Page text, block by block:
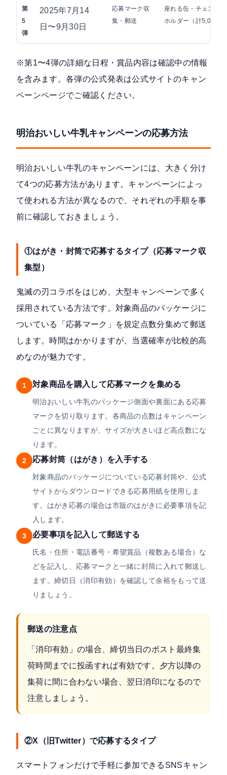
第
5
弾
2025年7月14
日〜9月30日
応募マーク収
集・郵送
座れる缶・チェンジ
ホルダー（計5,000名
※第1〜4弾の詳細な日程・賞品内容は確認中の情報
を含みます。各弾の公式発表は公式サイトのキャン
ペーンページでご確認ください。
明治おいしい牛乳キャンペーンの応募方法
明治おいしい牛乳のキャンペーンには、大きく分け
て4つの応募方法があります。キャンペーンによっ
て使われる方法が異なるので、それぞれの手順を事
前に確認しておきましょう。
①はがき・封筒で応募するタイプ（応募マーク収
集型）
鬼滅の刃コラボをはじめ、大型キャンペーンで多く
採用されている方法です。対象商品のパッケージに
ついている「応募マーク」を規定点数分集めて郵送
します。時間はかかりますが、当選確率が比較的高
めなのが魅力です。
1 対象商品を購入して応募マークを集める
明治おいしい牛乳のパッケージ側面や裏面にある応募
マークを切り取ります。各商品の点数はキャンペーン
ごとに異なりますが、サイズが大きいほど高点数にな
ります。
2 応募封筒（はがき）を入手する
対象商品のパッケージについている応募封筒や、公式
サイトからダウンロードできる応募用紙を使用しま
す。はがき応募の場合は市販のはがきに必要事項を記
入します。
3 必要事項を記入して郵送する
氏名・住所・電話番号・希望賞品（複数ある場合）な
どを記入し、応募マークと一緒に封筒に入れて郵送し
ます。締切日（消印有効）を確認して余裕をもって送
りましょう。
郵送の注意点
「消印有効」の場合、締切当日のポスト最終集
荷時間までに投函すれば有効です。夕方以降の
集荷に間に合わない場合、翌日消印になるので
注意しましょう。
②X（旧Twitter）で応募するタイプ
スマートフォンだけで手軽に参加できるSNSキャン